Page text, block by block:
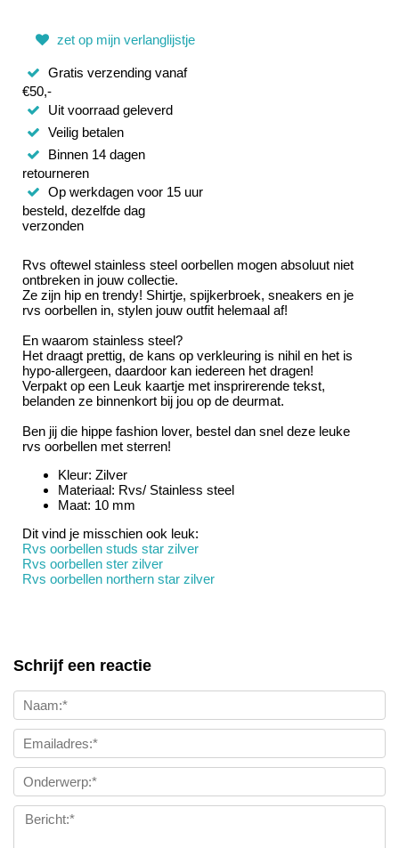
zet op mijn verlanglijstje
Gratis verzending vanaf
€50,-
Uit voorraad geleverd
Veilig betalen
Binnen 14 dagen
retourneren
Op werkdagen voor 15 uur
besteld, dezelfde dag
verzonden
Rvs oftewel stainless steel oorbellen mogen absoluut niet
ontbreken in jouw collectie.
Ze zijn hip en trendy! Shirtje, spijkerbroek, sneakers en je
rvs oorbellen in, stylen jouw outfit helemaal af!
En waarom stainless steel?
Het draagt prettig, de kans op verkleuring is nihil en het is
hypo-allergeen, daardoor kan iedereen het dragen!
Verpakt op een Leuk kaartje met insprirerende tekst,
belanden ze binnenkort bij jou op de deurmat.
Ben jij die hippe fashion lover, bestel dan snel deze leuke
rvs oorbellen met sterren!
Kleur: Zilver
Materiaal: Rvs/ Stainless steel
Maat: 10 mm
Dit vind je misschien ook leuk:
Rvs oorbellen studs star zilver
Rvs oorbellen ster zilver
Rvs oorbellen northern star zilver
Schrijf een reactie